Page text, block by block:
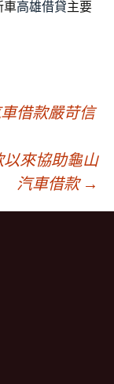
車高雄借貸主要
借款嚴苛信
來協助龜山
汽車借款 →